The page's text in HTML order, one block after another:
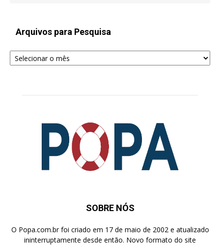
Arquivos para Pesquisa
Arquivos
para
SOBRE NÓS
O Popa.com.br foi criado em 17 de maio de 2002 e atualizado
ininterruptamente desde então. Novo formato do site